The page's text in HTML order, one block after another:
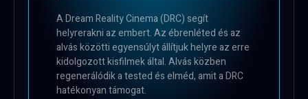
A Dream Reality Cinema (DRC) segít
helyrerakni az embert. Az ébrenléted és az
alvás közötti egyensúlyt állítjuk helyre az erre
kidolgozott kisfilmek által. Alvás közben
regenerálódik a tested és elméd, amit a DRC
hatékonyan támogat.